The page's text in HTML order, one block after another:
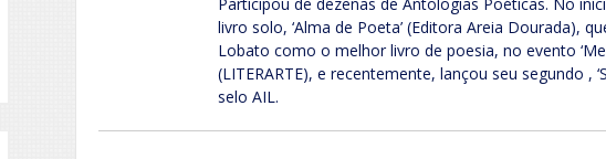
livro solo, ‘Alma de Poeta’ (Editora Areia Dourada),
Lobato como o melhor livro de poesia, no evento
(LITERARTE), e recentemente, lançou seu segundo ,
selo AIL.